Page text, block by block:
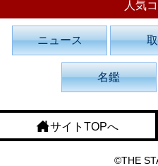
人気
ニュース
名鑑
サイトTOPへ
©THE